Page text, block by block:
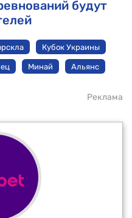
будут
Кубок Украины
Минай Альянс
Реклама